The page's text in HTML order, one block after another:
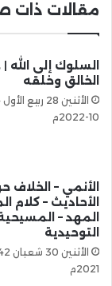
مقالات ذات
السلوك إلى
الخالق وخلقه
10-2022م
الأنمي – الخلاف
الأحاديث – كلام
المهد –
التوحيدية
2021م